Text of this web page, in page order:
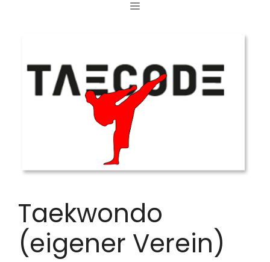
MENÜ
Taekwondo
(eigener Verein)